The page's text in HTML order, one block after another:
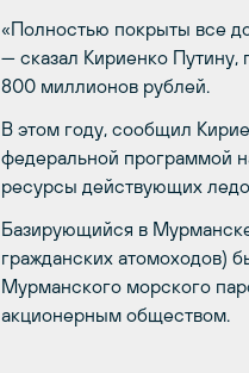
«Полностью покрыты все
— сказал Кириенко
800 миллионов рублей.
В этом году, сообщил
федеральной программой
ресурсы действующих
Базирующийся в
гражданских атомоходов)
Мурманского морского
акционерным обществом.